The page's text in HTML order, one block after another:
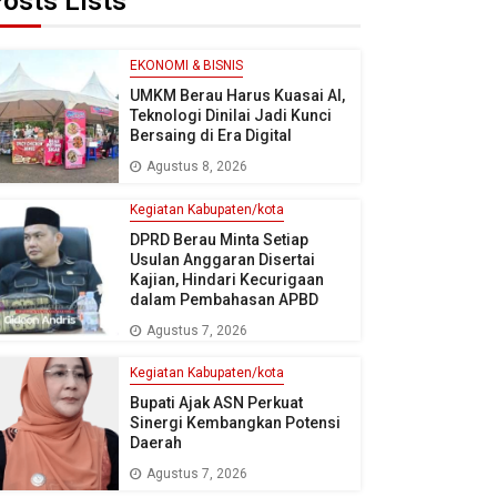
EKONOMI & BISNIS
UMKM Berau Harus Kuasai AI,
Teknologi Dinilai Jadi Kunci
Bersaing di Era Digital
Agustus 8, 2026
Kegiatan Kabupaten/kota
DPRD Berau Minta Setiap
Usulan Anggaran Disertai
Kajian, Hindari Kecurigaan
dalam Pembahasan APBD
Agustus 7, 2026
Kegiatan Kabupaten/kota
Bupati Ajak ASN Perkuat
Sinergi Kembangkan Potensi
Daerah
Agustus 7, 2026